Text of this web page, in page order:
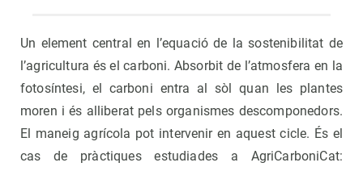
Un element central en l’equació de la sostenibilitat de
l’agricultura és el carboni. Absorbit de l’atmosfera en la
fotosíntesi, el carboni entra al sòl quan les plantes
moren i és alliberat pels organismes descomponedors.
El maneig agrícola pot intervenir en aquest cicle. És el
cas de pràctiques estudiades a AgriCarboniCat: